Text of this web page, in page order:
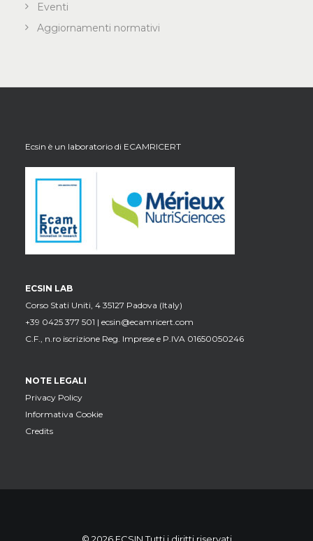
Eventi
Aggiornamenti normativi
Ecsin è un laboratorio di ECAMRICERT
ECSIN LAB
Corso Stati Uniti, 4 35127 Padova (Italy)
+39 0425 377 501 | ecsin@ecamricert.com
C.F., n.ro iscrizione Reg. Imprese e P.IVA 01650050246
NOTE LEGALI
Privacy Policy
Informativa Cookie
Credits